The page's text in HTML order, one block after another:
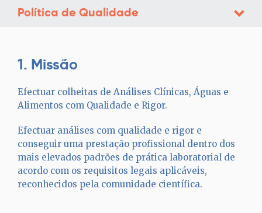
Política de Qualidade
1. Missão
Efectuar colheitas de Análises Clínicas, Águas e
Alimentos com Qualidade e Rigor.
Efectuar análises com qualidade e rigor e
conseguir uma prestação profissional dentro dos
mais elevados padrões de prática laboratorial de
acordo com os requisitos legais aplicáveis,
reconhecidos pela comunidade científica.